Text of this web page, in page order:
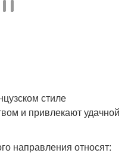
стиле
и привлекают удачной
направления относят: